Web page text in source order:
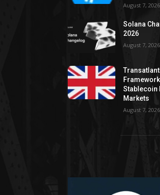
August 7, 2026
Solana
2026
August 7, 2026
Stablecoin
Markets
August 7, 2026